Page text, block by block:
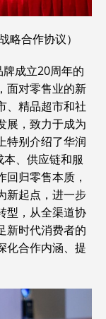
略合作协议）
成立20周年的
面对零售业的新
、精品超市和社
展，致力于成为
特别介绍了华润
本、供应链和服
归零售本质，
新起点，进一步
型，从全渠道协
新时代消费者的
化合作内涵、提